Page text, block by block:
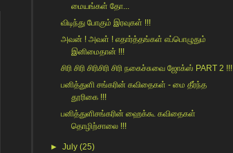
மையங்கள் தோ...
விடிந்து போகும் இரவுகள் !!!
அவன் ! அவள் ! எதார்த்தங்கள் எப்பொழுதும்
இனிமைதான் !!!
சிரி சிரி சிரிசிரி சிரி நகைச்சுவை ஜோக்ஸ் PART 2 !!!
பனித்துளி சங்கரின் கவிதைகள் - மை தீர்ந்த
தூரிகை !!!
பனித்துளிசங்கரின் ஹைக்கூ கவிதைகள்
தொழிற்சாலை !!!
►July (25)